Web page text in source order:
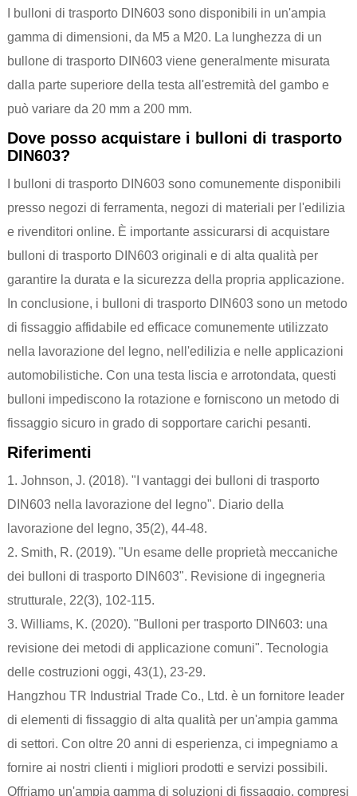
I bulloni di trasporto DIN603 sono disponibili in un'ampia
gamma di dimensioni, da M5 a M20. La lunghezza di un
bullone di trasporto DIN603 viene generalmente misurata
dalla parte superiore della testa all'estremità del gambo e
può variare da 20 mm a 200 mm.
Dove posso acquistare i bulloni di trasporto
DIN603?
I bulloni di trasporto DIN603 sono comunemente disponibili
presso negozi di ferramenta, negozi di materiali per l'edilizia
e rivenditori online. È importante assicurarsi di acquistare
bulloni di trasporto DIN603 originali e di alta qualità per
garantire la durata e la sicurezza della propria applicazione.
In conclusione, i bulloni di trasporto DIN603 sono un metodo
di fissaggio affidabile ed efficace comunemente utilizzato
nella lavorazione del legno, nell'edilizia e nelle applicazioni
automobilistiche. Con una testa liscia e arrotondata, questi
bulloni impediscono la rotazione e forniscono un metodo di
fissaggio sicuro in grado di sopportare carichi pesanti.
Riferimenti
1. Johnson, J. (2018). "I vantaggi dei bulloni di trasporto
DIN603 nella lavorazione del legno". Diario della
lavorazione del legno, 35(2), 44-48.
2. Smith, R. (2019). "Un esame delle proprietà meccaniche
dei bulloni di trasporto DIN603". Revisione di ingegneria
strutturale, 22(3), 102-115.
3. Williams, K. (2020). "Bulloni per trasporto DIN603: una
revisione dei metodi di applicazione comuni". Tecnologia
delle costruzioni oggi, 43(1), 23-29.
Hangzhou TR Industrial Trade Co., Ltd. è un fornitore leader
di elementi di fissaggio di alta qualità per un'ampia gamma
di settori. Con oltre 20 anni di esperienza, ci impegniamo a
fornire ai nostri clienti i migliori prodotti e servizi possibili.
Offriamo un'ampia gamma di soluzioni di fissaggio, compresi